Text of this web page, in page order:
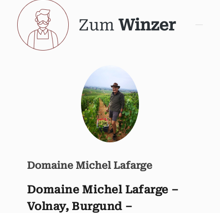
Zum Winzer
Domaine Michel Lafarge
Domaine Michel Lafarge –
Volnay, Burgund –